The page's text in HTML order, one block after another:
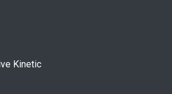
Kinetic